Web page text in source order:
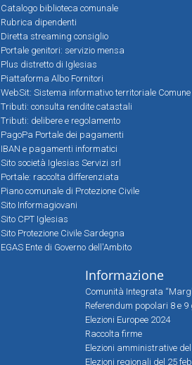
Catalogo biblioteca comunale
Rubrica dipendenti
Diretta streaming consiglio
Portale genitori: servizio mensa
Plus distretto di Iglesias
Piattaforma Albo Fornitori
WebSit: Sistema informativo territoriale
Tributi: consulta rendite catastali
Tributi: delibere e regolamento
PagoPa Portale dei pagamenti
IBAN e pagamenti informatici
Sito società Iglesias Servizi srl
Portale: raccolta differenziata
Piano comunale di Protezione Civile
Sito Informagiovani
Sito CPT Iglesias
Sito Protezione Civile Sardegna
EGAS Ente di Governo dell'Ambito
Informazione
Comunità Integrata
Referendum popolari 8 e 9
Elezioni Europee 2024
Raccolta firme
Elezioni amministrative
Elezioni regionali del 25